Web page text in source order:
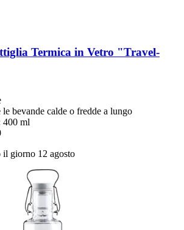
Termica in Vetro "Travel-​
le bevande calde o fredde a lungo
400 ml
il giorno 12 agosto